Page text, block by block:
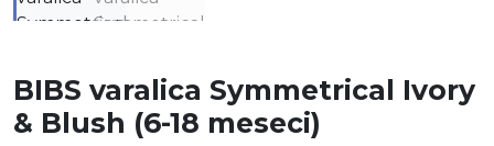
BIBS varalica Symmetrical Ivory
& Blush (6-18 meseci)